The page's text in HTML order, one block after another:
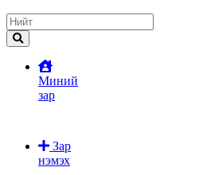
Миний
зар
Зар
нэмэх